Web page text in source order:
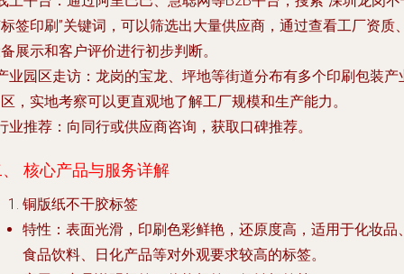
签印刷”关键词，可以筛选出大量供应商，通过查看工厂资质
展示和客户评价进行初步判断。
业园区走访 ：龙岗的宝龙、坪地等街道分布有多个印刷包装产
，实地考察可以更直观地了解工厂规模和生产能力。
业推荐 ：向同行或供应商咨询，获取口碑推荐。
核心产品与服务详解
铜版纸不干胶标签
特性 ：表面光滑，印刷色彩鲜艳，还原度高，适用于化妆品
食品饮料、日化产品等对外观要求较高的标签。